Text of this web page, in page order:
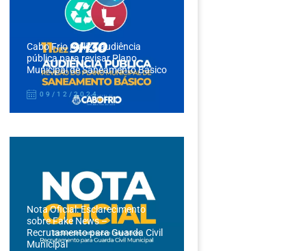
Cabo Frio realiza audiência
pública para revisar Plano
Municipal de Saneamento Básico
09/12/2024
Nota Oficial: Esclarecimento
sobre Fake News –
Recrutamento para Guarda Civil
Municipal